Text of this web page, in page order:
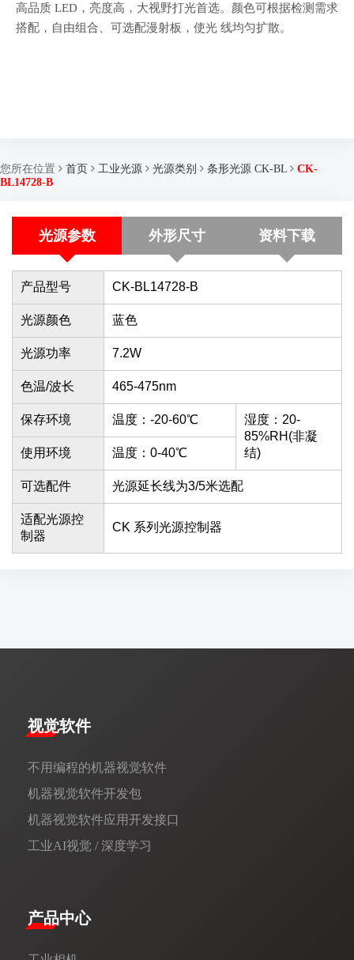
高品质 LED，亮度高，大视野打光首选。颜色可根据检测需求
搭配，自由组合、可选配漫射板，使光 线均匀扩散。
您所在位置 首页 工业光源 光源类别 条形光源 CK-BL
CK-
BL14728-B
光源参数 外形尺寸 资料下载
产品型号 CK-BL14728-B
光源颜色 蓝色
光源功率 7.2W
色温/波长 465-475nm
保存环境 温度：-20-60℃
湿度：20-
85%RH(非凝
结)
使用环境 温度：0-40℃
可选配件 光源延长线为3/5米选配
适配光源控
制器
CK 系列光源控制器
视觉软件
不用编程的机器视觉软件
机器视觉软件开发包
机器视觉软件应用开发接口
工业AI视觉 / 深度学习
产品中心